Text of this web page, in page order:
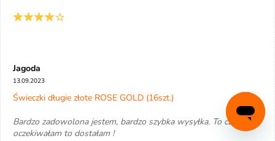
Jagoda
13.09.2023
Świeczki długie złote ROSE GOLD (16szt.)
Bardzo zadowolona jestem, bardzo szybka wysyłka. To czego
oczekiwałam to dostałam !